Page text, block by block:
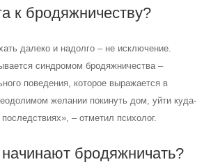
к бродяжничеству?
далеко и надолго – не исключение.
синдромом бродяжничества –
поведения, которое выражается в
желании покинуть дом, уйти куда-
– отметил психолог.
бродяжничать?